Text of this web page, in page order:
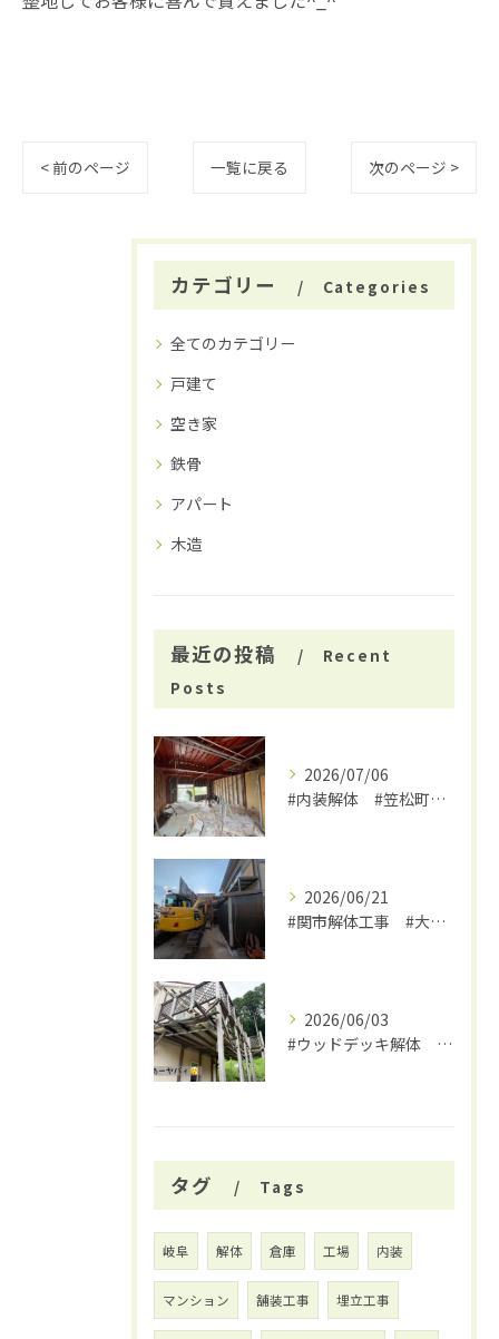
< 前のページ 一覧に戻る 次のページ >
カテゴリー Categories
全てのカテゴリー
戸建て
空き家
鉄骨
アパート
木造
最近の投稿
Recent
Posts
2026/07/06
#内装解体 #笠松町解体工事 #大福
2026/06/21
#関市解体工事 #大福
2026/06/03
#ウッドデッキ解体 #関市 #大福
タグ Tags
岐阜 解体 倉庫 工場 内装
マンション 舗装工事 埋立工事